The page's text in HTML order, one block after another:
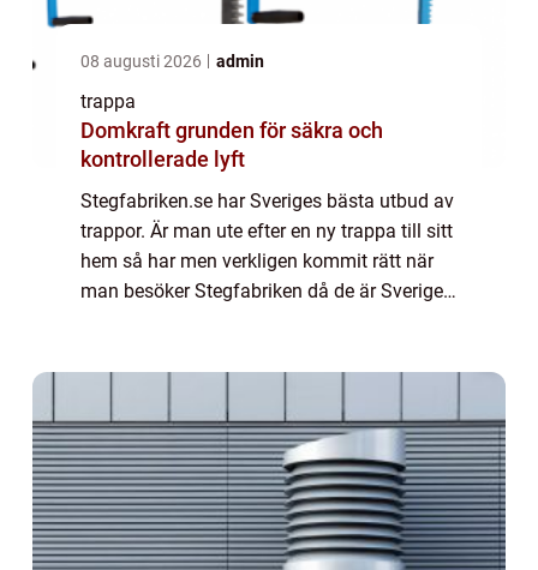
08 augusti 2026 admin
trappa
Domkraft grunden för säkra och
kontrollerade lyft
Stegfabriken.se har Sveriges bästa utbud av
trappor. Är man ute efter en ny trappa till sitt
hem så har men verkligen kommit rätt när
man besöker Stegfabriken då de är Sveriges